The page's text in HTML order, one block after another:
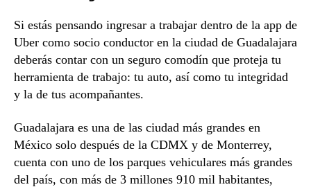
Si estás pensando ingresar a trabajar dentro de la app de
Uber como socio conductor en la ciudad de Guadalajara
deberás contar con un seguro comodín que proteja tu
herramienta de trabajo: tu auto, así como tu integridad
y la de tus acompañantes.
Guadalajara es una de las ciudad más grandes en
México solo después de la CDMX y de Monterrey,
cuenta con uno de los parques vehiculares más grandes
del país, con más de 3 millones 910 mil habitantes,